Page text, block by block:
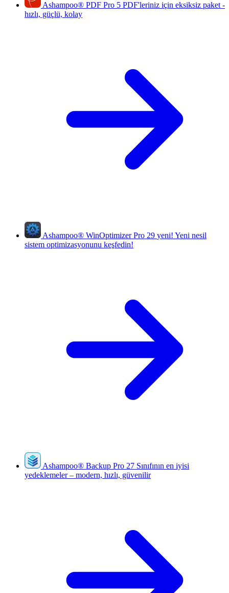
Ashampoo® PDF Pro 5 PDF'leriniz için eksiksiz paket -
hızlı, güçlü, kolay
Ashampoo® WinOptimizer Pro 29 yeni! Yeni nesil
sistem optimizasyonunu keşfedin!
Ashampoo® Backup Pro 27 Sınıfının en iyisi
yedeklemeler – modern, hızlı, güvenilir